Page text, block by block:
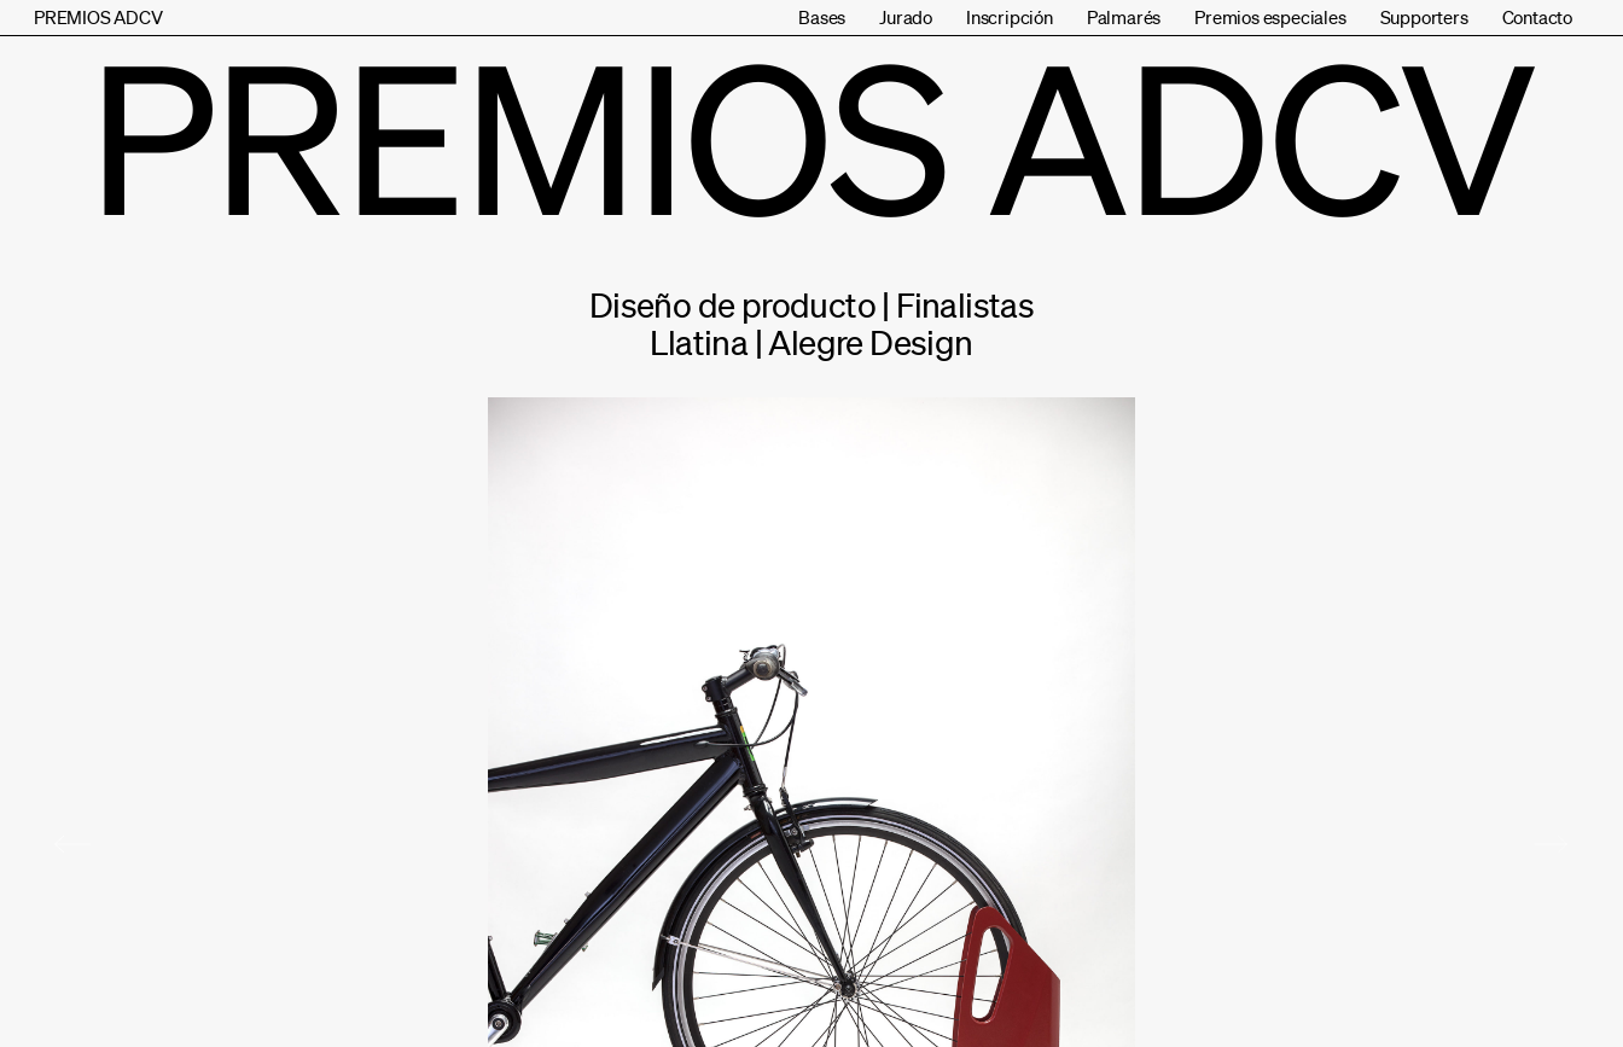
PREMIOS ADCV Bases Jurado Inscripción Palmarés Premios especiales Supporters Contacto
PREMIOS ADCV
Diseño de producto | Finalistas
Llatina | Alegre Design